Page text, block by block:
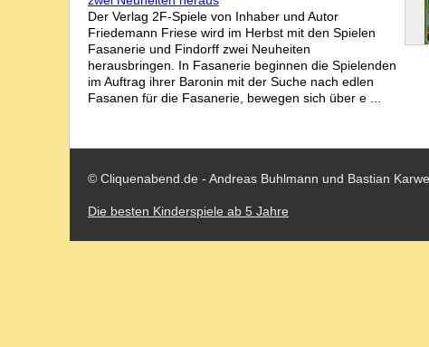
Der Verlag 2F-Spiele von Inhaber und Autor
Friedemann Friese wird im Herbst mit den Spielen
Fasanerie und Findorff zwei Neuheiten
herausbringen. In Fasanerie beginnen die Spielenden
im Auftrag ihrer Baronin mit der Suche nach edlen
Fasanen für die Fasanerie, bewegen sich über e ...
© Cliquenabend.de - Andreas Buhlmann und Bastian
Die besten Kinderspiele ab 5 Jahre